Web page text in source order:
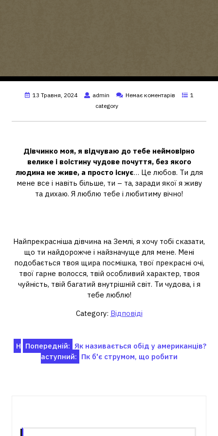
13 Травня, 2024 admin Немає коментарів
1
category
Дівчинко моя, я відчуваю до тебе неймовірно
велике і воістину чудове почуття, без якого
людина не живе, а просто існує… Це любов. Ти для
мене все і навіть більше, ти – та, заради якої я живу
та дихаю. Я люблю тебе і любитиму вічно!
Найпрекрасніша дівчина на Землі, я хочу тобі сказати,
що ти найдорожче і найзначуще для мене. Мені
подобається твоя щира посмішка, твої прекрасні очі,
твої гарне волосся, твій особливий характер, твоя
чуйність, твій багатий внутрішній світ. Ти чудова, і я
тебе люблю!
Category: Відповіді
Навігація
записів
Попередній: Як називається обід у американців?
Н
аступний: Пк б'є струмом, що робити